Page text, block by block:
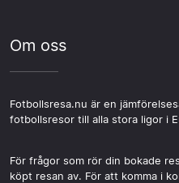
Om oss
Fotbollsresa.nu är en
fotbollsresor till alla stora ligor i
För frågor som rör din bokade
köpt resan av. För att komma i